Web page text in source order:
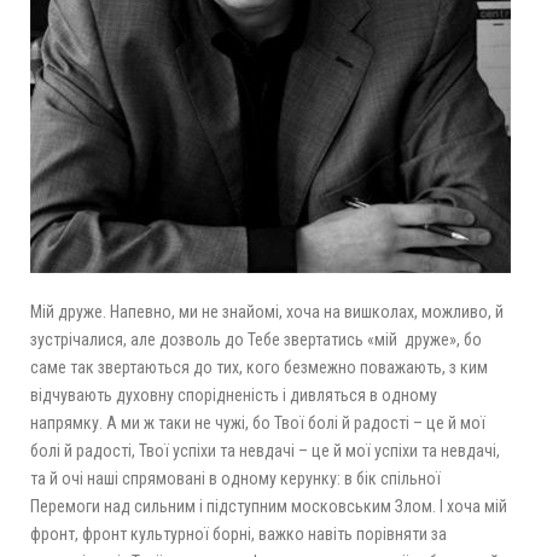
Мій друже. Напевно, ми не знайомі, хоча на вишколах, можливо, й
зустрічалися, але дозволь до Тебе звертатись «мій друже», бо
саме так звертаються до тих, кого безмежно поважають, з ким
відчувають духовну спорідненість і дивляться в одному
напрямку. А ми ж таки не чужі, бо Твої болі й радості – це й мої
болі й радості, Твої успіхи та невдачі – це й мої успіхи та невдачі,
та й очі наші спрямовані в одному керунку: в бік спільної
Перемоги над сильним і підступним московським Злом. І хоча мій
фронт, фронт культурної борні, важко навіть порівняти за